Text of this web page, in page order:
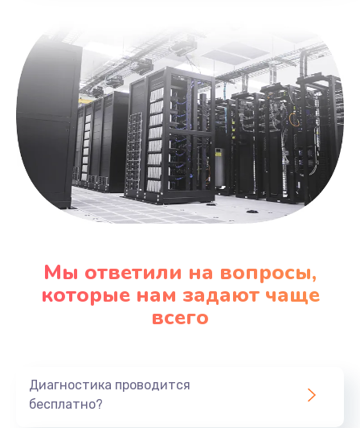
Мы ответили на вопросы,
которые нам задают чаще
всего
Диагностика проводится
бесплатно?